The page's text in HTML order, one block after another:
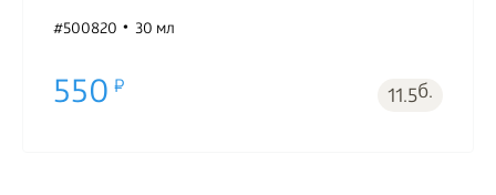
#500820
30 мл
550 11.5б.